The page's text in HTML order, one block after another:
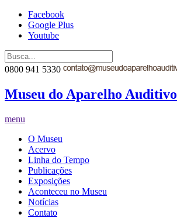
Facebook
Google Plus
Youtube
0800 941 5330
Museu do Aparelho Auditivo
menu
O Museu
Acervo
Linha do Tempo
Publicações
Exposições
Aconteceu no Museu
Notícias
Contato